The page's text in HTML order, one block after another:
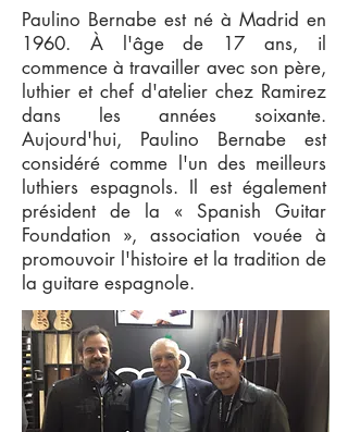
Paulino Bernabe est né à Madrid en
1960. À l'âge de 17 ans, il
commence à travailler avec son père,
luthier et chef d'atelier chez Ramirez
dans les années soixante.
Aujourd'hui, Paulino Bernabe est
considéré comme l'un des meilleurs
luthiers espagnols. Il est également
président de la « Spanish Guitar
Foundation », association vouée à
promouvoir l'histoire et la tradition de
la guitare espagnole.